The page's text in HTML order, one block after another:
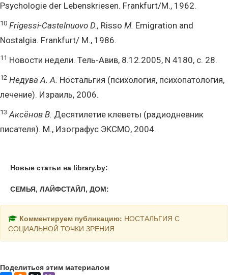
Psychologie der Lebenskriesen. Frankfurt/M., 1962.
10 Frigessi-Castelnuovo D., Risso M. Emigration and
Nostalgia. Frankfurt/ M., 1986.
11 Новости недели. Тель-Авив, 8.12.2005, N 4180, с. 28.
12 Недува А. А. Ностальгия (психология, психопатология,
лечение). Израиль, 2006.
13 Аксёнов В. Десятилетие клеветы (радиодневник
писателя). М., Изографус ЭКСМО, 2004.
Новые статьи на library.by:
СЕМЬЯ, ЛАЙФСТАЙЛ, ДОМ:
Комментируем публикацию: НОСТАЛЬГИЯ С
СОЦИАЛЬНОЙ ТОЧКИ ЗРЕНИЯ
Поделиться этим материалом